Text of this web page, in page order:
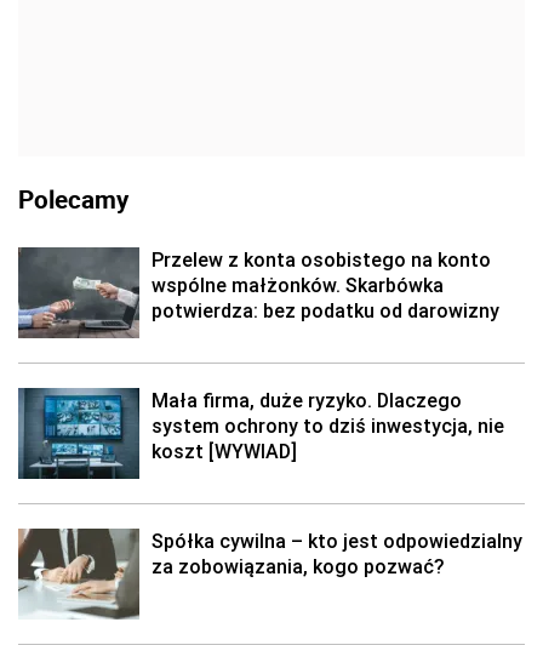
Polecamy
Przelew z konta osobistego na konto
wspólne małżonków. Skarbówka
potwierdza: bez podatku od darowizny
Mała firma, duże ryzyko. Dlaczego
system ochrony to dziś inwestycja, nie
koszt [WYWIAD]
Spółka cywilna – kto jest odpowiedzialny
za zobowiązania, kogo pozwać?